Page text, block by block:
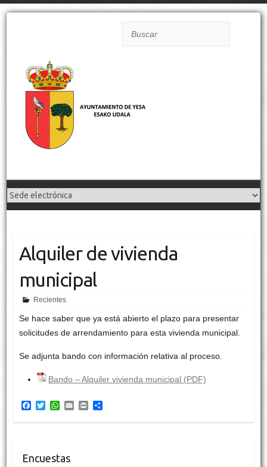
Alquiler de vivienda
municipal
Recientes
Se hace saber que ya está abierto el plazo para presentar
solicitudes de arrendamiento para esta vivienda municipal.
Se adjunta bando con información relativa al proceso.
Bando – Alquiler vivienda municipal (PDF)
F
c
o
T
i
r
W
a
p
E
a
P
i
C
m
Encuestas